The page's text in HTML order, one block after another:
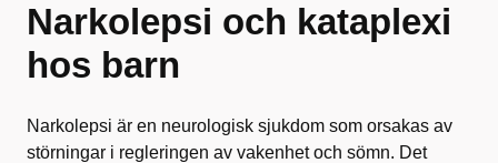
Narkolepsi och kataplexi
hos barn
Narkolepsi är en neurologisk sjukdom som orsakas av
störningar i regleringen av vakenhet och sömn. Det